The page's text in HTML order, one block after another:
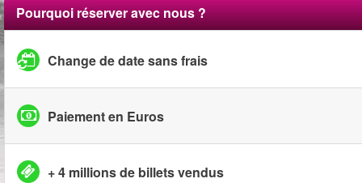
Pourquoi réserver avec nous ?
Change de date sans frais
Paiement en Euros
+ 4 millions de billets vendus